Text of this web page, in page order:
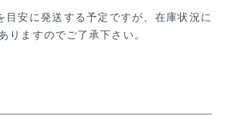
目安に発送する予定ですが、在庫状況に
りますのでご了承下さい。